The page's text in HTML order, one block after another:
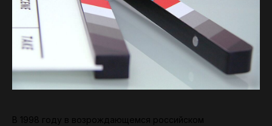
В 1998 году в возрождающемся российском